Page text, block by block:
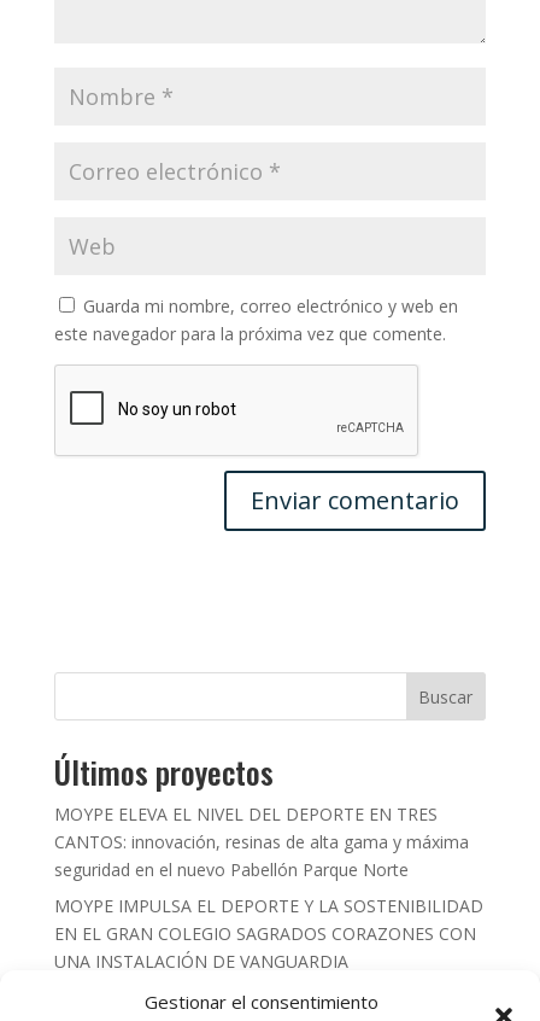
Gestionar el consentimiento
Guarda mi nombre, correo electrónico y web en
este navegador para la próxima vez que comente.
Buscar
Últimos proyectos
MOYPE ELEVA EL NIVEL DEL DEPORTE EN TRES
CANTOS: innovación, resinas de alta gama y máxima
seguridad en el nuevo Pabellón Parque Norte
MOYPE IMPULSA EL DEPORTE Y LA SOSTENIBILIDAD
EN EL GRAN COLEGIO SAGRADOS CORAZONES CON
UNA INSTALACIÓN DE VANGUARDIA
MOYPE INSTALA 540 M2 DE RED DE FONDOS